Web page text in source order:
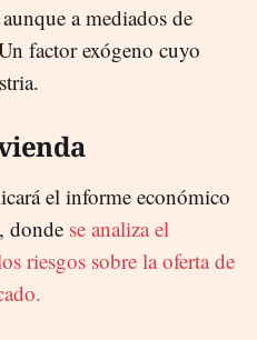
a mediados de
factor exógeno cuyo
el informe económico
donde se analiza el
riesgos sobre la oferta de